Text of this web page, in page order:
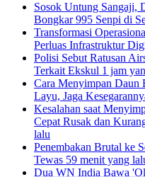
Sosok Untung Sangaji,
Bongkar 995 Senpi di
Transformasi
Perluas Infrastruktur
Polisi Sebut Ratusan
Terkait Ekskul 1 jam
Cara Menyimpan Daun
Layu, Jaga
Kesalahan saat
Cepat Rusak dan
lalu
Penembakan Brutal ke
Tewas 59 menit yang
Dua WN India Bawa